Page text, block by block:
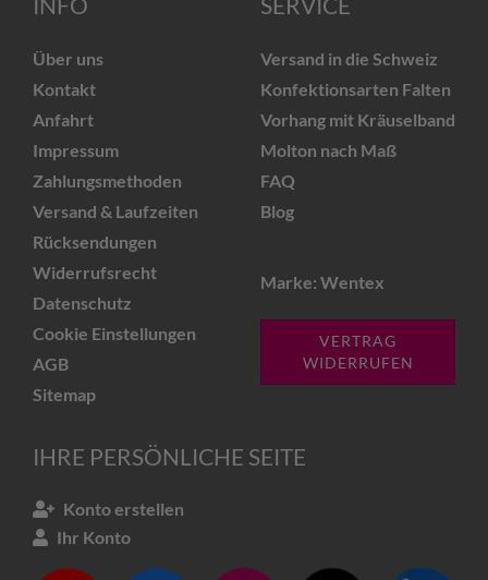
Über uns
Kontakt
Anfahrt
Impressum
Zahlungsmethoden
Versand & Laufzeiten
Rücksendungen
Widerrufsrecht
Datenschutz
Cookie Einstellungen
AGB
Sitemap
Versand in die Schweiz
Konfektionsarten Falten
Vorhang mit Kräuselband
Molton nach Maß
FAQ
Blog
Marke: Wentex
VERTRAG
WIDERRUFEN
IHRE PERSÖNLICHE SEITE
Konto erstellen
Ihr Konto